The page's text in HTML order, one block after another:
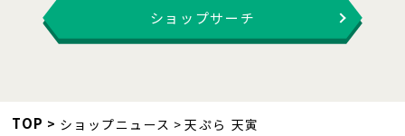
ショップサーチ
TOP ショップニュース 天ぷら 天寅